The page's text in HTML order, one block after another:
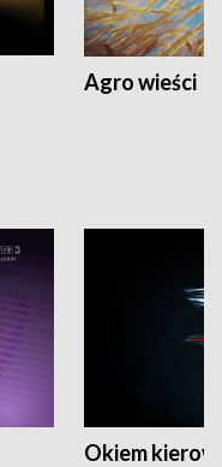
Agro wieści
Okiem